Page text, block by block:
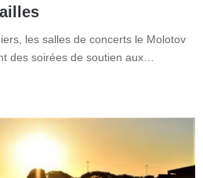
les salles de concerts le Molotov
des soirées de soutien aux…